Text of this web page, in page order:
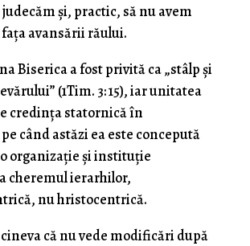
și, practic, să nu avem
avansării răului.
Biserica a fost privită ca „stâlp și
(1Tim. 3: 15), iar unitatea
credința statornică în
când astăzi ea este concepută
organizație și instituție
cheremul ierarhilor,
nu hristocentrică.
că nu vede modificări după